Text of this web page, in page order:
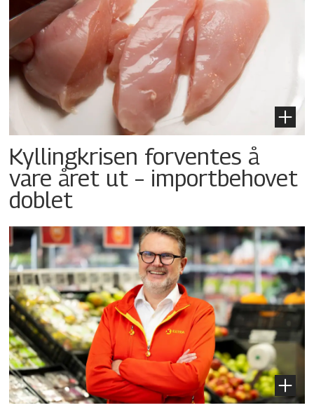
Kyllingkrisen forventes å
vare året ut – importbehovet
doblet